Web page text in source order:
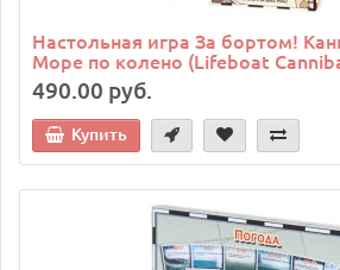
Настольная игра За бортом!
Море по колено (Lifeboat
490.00 руб.
Купить